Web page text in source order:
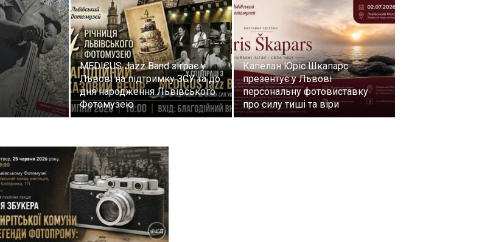
MEDICUS Jazz Band зіграє у
Львові на підтримку ЗСУ та до
дня народження Львівського
Фотомузею
Капелан Юріс Шкапарс
презентує у Львові
персональну фотовиставку
про силу тиші та віри